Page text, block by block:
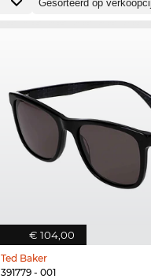
€ 104,00
Ted Baker
391779 - 001